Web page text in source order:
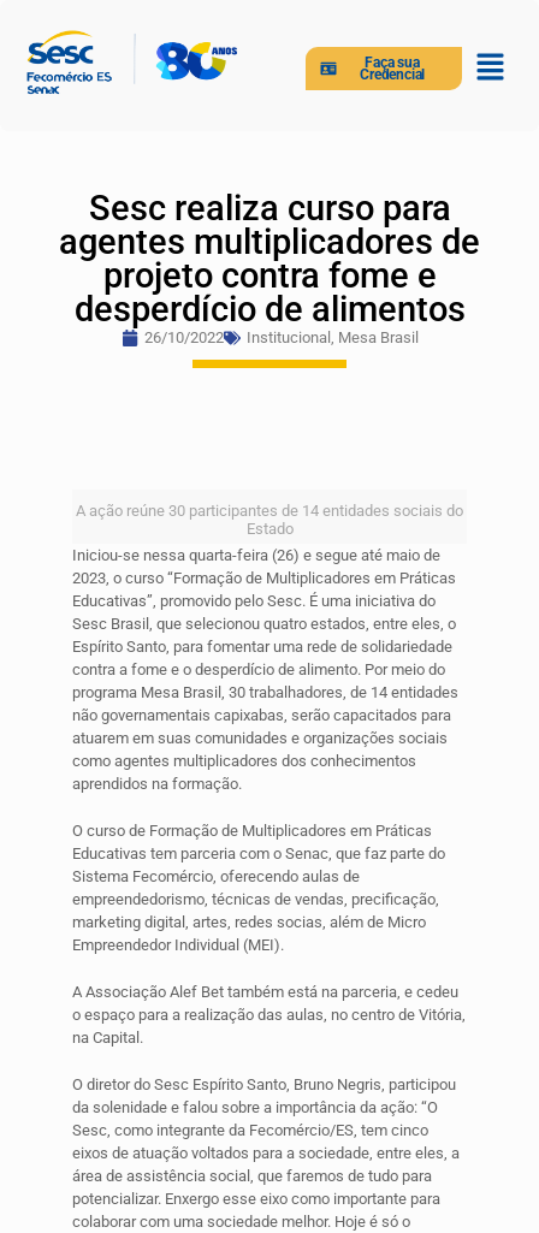
Faça sua
Credencial
Sesc realiza curso para
agentes multiplicadores de
projeto contra fome e
desperdício de alimentos
26/10/2022 Institucional , Mesa Brasil
A ação reúne 30 participantes de 14 entidades sociais do
Estado
Iniciou-se nessa quarta-feira (26) e segue até maio de
2023, o curso “Formação de Multiplicadores em Práticas
Educativas”, promovido pelo Sesc. É uma iniciativa do
Sesc Brasil, que selecionou quatro estados, entre eles, o
Espírito Santo, para fomentar uma rede de solidariedade
contra a fome e o desperdício de alimento. Por meio do
programa Mesa Brasil, 30 trabalhadores, de 14 entidades
não governamentais capixabas, serão capacitados para
atuarem em suas comunidades e organizações sociais
como agentes multiplicadores dos conhecimentos
aprendidos na formação.
O curso de Formação de Multiplicadores em Práticas
Educativas tem parceria com o Senac, que faz parte do
Sistema Fecomércio, oferecendo aulas de
empreendedorismo, técnicas de vendas, precificação,
marketing digital, artes, redes socias, além de Micro
Empreendedor Individual (MEI).
A Associação Alef Bet também está na parceria, e cedeu
o espaço para a realização das aulas, no centro de Vitória,
na Capital.
O diretor do Sesc Espírito Santo, Bruno Negris, participou
da solenidade e falou sobre a importância da ação: “O
Sesc, como integrante da Fecomércio/ES, tem cinco
eixos de atuação voltados para a sociedade, entre eles, a
área de assistência social, que faremos de tudo para
potencializar. Enxergo esse eixo como importante para
colaborar com uma sociedade melhor. Hoje é só o